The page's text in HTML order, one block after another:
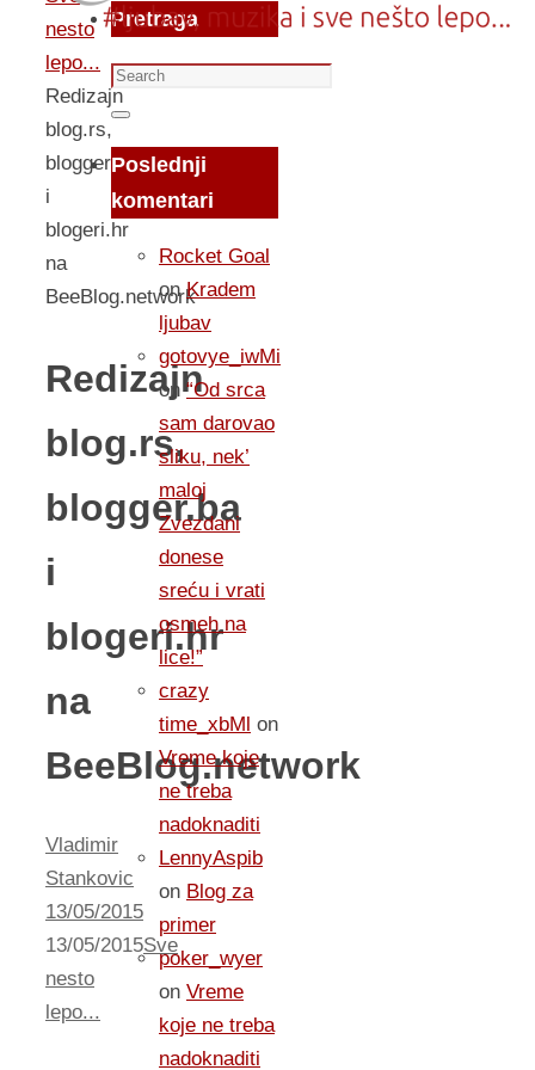
nesto
lepo...
Redizajn
blog.rs,
blogger.ba
i
blogeri.hr
na
BeeBlog.network
Redizajn
blog.rs,
blogger.ba
i
blogeri.hr
na
BeeBlog.network
Vladimir
Stankovic
13/05/2015
13/05/2015Sve
nesto
lepo...
Pretraga
Search
for:
Search
Poslednji
komentari
Rocket Goal
onKradem
ljubav
gotovye_iwMi
on“Od srca
sam darovao
sliku, nek’
maloj
Zvezdani
donese
sreću i vrati
osmeh na
lice!”
crazy
time_xbMl on
Vreme koje
ne treba
nadoknaditi
LennyAspib
on Blog za
primer
poker_wyer
on Vreme
koje ne treba
nadoknaditi